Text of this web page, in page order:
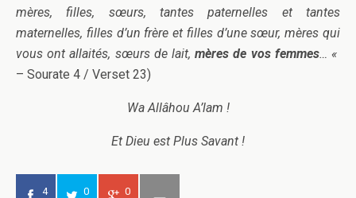
mères, filles, sœurs, tantes paternelles et tantes
maternelles, filles d’un frère et filles d’une sœur, mères qui
vous ont allaités, sœurs de lait,mères de vos femmes… «
– Sourate 4 / Verset 23)
Wa Allâhou A’lam !
Et Dieu est Plus Savant !
4 0 0